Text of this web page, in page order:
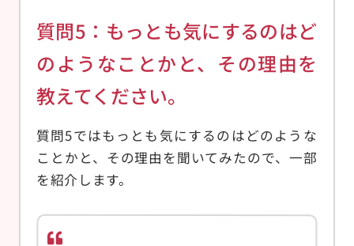
質問5：もっとも気にするのはど
のようなことかと、その理由を
教えてください。
質問5ではもっとも気にするのはどのような
ことかと、その理由を聞いてみたので、一部
を紹介します。